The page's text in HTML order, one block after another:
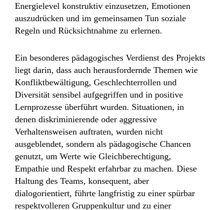
Energielevel konstruktiv einzusetzen, Emotionen
auszudrücken und im gemeinsamen Tun soziale
Regeln und Rücksichtnahme zu erlernen.
Ein besonderes pädagogisches Verdienst des Projekts
liegt darin, dass auch herausfordernde Themen wie
Konfliktbewältigung, Geschlechterrollen und
Diversität sensibel aufgegriffen und in positive
Lernprozesse überführt wurden. Situationen, in
denen diskriminierende oder aggressive
Verhaltensweisen auftraten, wurden nicht
ausgeblendet, sondern als pädagogische Chancen
genutzt, um Werte wie Gleichberechtigung,
Empathie und Respekt erfahrbar zu machen. Diese
Haltung des Teams, konsequent, aber
dialogorientiert, führte langfristig zu einer spürbar
respektvolleren Gruppenkultur und zu einer